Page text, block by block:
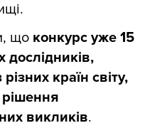
що конкурс уже 15
дослідників,
країн світу,
рішення
викликів.